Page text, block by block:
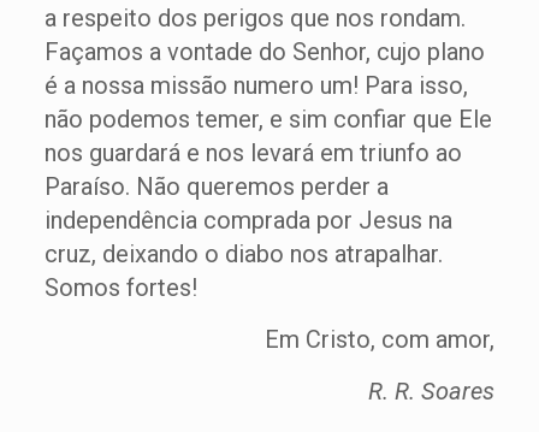
a respeito dos perigos que nos rondam.
Façamos a vontade do Senhor, cujo plano
é a nossa missão numero um! Para isso,
não podemos temer, e sim confiar que Ele
nos guardará e nos levará em triunfo ao
Paraíso. Não queremos perder a
independência comprada por Jesus na
cruz, deixando o diabo nos atrapalhar.
Somos fortes!
Em Cristo, com amor,
R. R. Soares